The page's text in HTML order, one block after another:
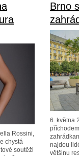
Rossini,
chystá
soutěži
Brno
6. května
najdou
většinu